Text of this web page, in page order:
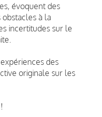
évoquent des
à la
incertitudes sur le
des
originale sur les